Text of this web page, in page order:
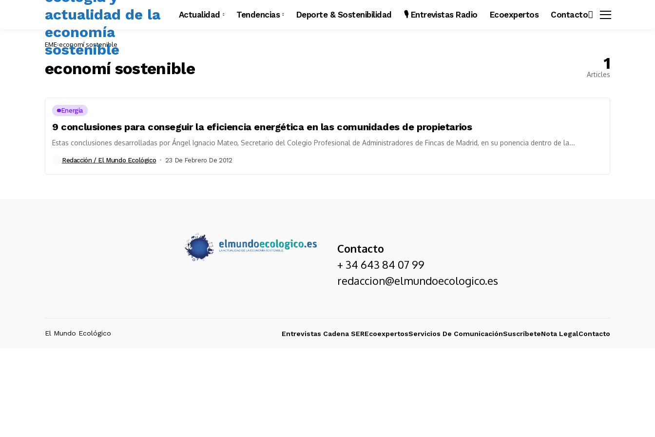
Actualidad Tendencias Deporte & Sostenibilidad 🎙️ Entrevistas Radio Ecoexpertos Contacto
EME economí sostenible
economí sostenible 1
Articles
Energía
9 conclusiones para conseguir la eficiencia energética en las comunidades de propietarios
Estas conclusiones desarrolladas por Ángel Ignacio Mateo, Secretario del Colegio Profesional de Administradores de Fincas de Madrid, en su ponencia dentro de la...
Redacción / El Mundo Ecológico 23 De Febrero De 2012
Contacto
+ 34 643 84 07 99
redaccion@elmundoecologico.es
El Mundo Ecológico Entrevistas Cadena SEREcoexpertosServicios De ComunicaciónSuscríbeteNota LegalContacto